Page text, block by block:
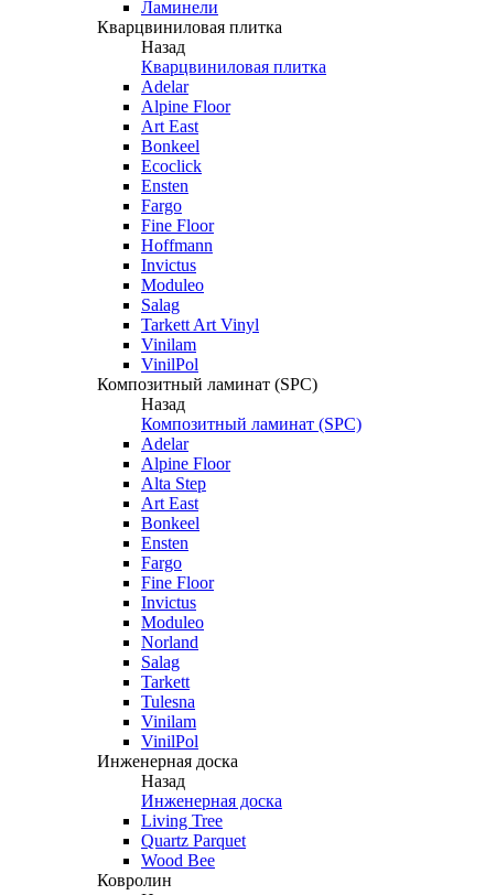
Ламинели
Кварцвиниловая плитка
Назад
Кварцвиниловая плитка
Adelar
Alpine Floor
Art East
Bonkeel
Ecoclick
Ensten
Fargo
Fine Floor
Hoffmann
Invictus
Moduleo
Salag
Tarkett Art Vinyl
Vinilam
VinilPol
Композитный ламинат (SPC)
Назад
Композитный ламинат (SPC)
Adelar
Alpine Floor
Alta Step
Art East
Bonkeel
Ensten
Fargo
Fine Floor
Invictus
Moduleo
Norland
Salag
Tarkett
Tulesna
Vinilam
VinilPol
Инженерная доска
Назад
Инженерная доска
Living Tree
Quartz Parquet
Wood Bee
Ковролин